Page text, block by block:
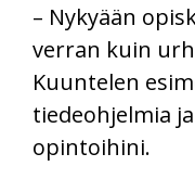
– Nykyään
verran kuin
Kuuntelen
tiedeohjelmia
opintoihini.